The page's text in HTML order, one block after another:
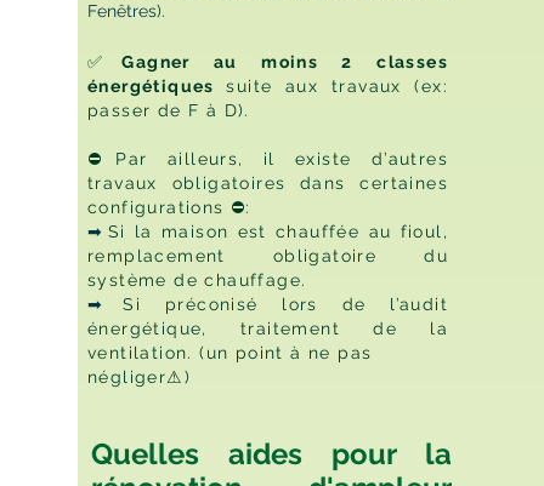
Fenêtres).
✅Gagner au moins 2 classes
énergétiquessuite aux travaux (ex:
passer de F à D).
⛔Par ailleurs, il existe d’autres
travaux obligatoires dans certaines
configurations ⛔:
➡ Si la maison est chauffée au fioul,
remplacement obligatoire du
système de chauffage.
➡Si préconisé lors de l’audit
énergétique, traitement de la
ventilation. (un point à ne pas
négliger⚠)
Quelles aides pour la